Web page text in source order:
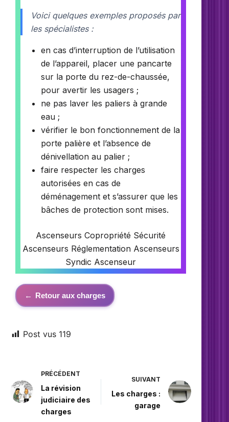
Voici quelques exemples proposés par
les spécialistes :
en cas d’interruption de l’utilisation
de l’appareil, placer une pancarte
sur la porte du rez-de-chaussée,
pour avertir les usagers ;
ne pas laver les paliers à grande
eau ;
vérifier le bon fonctionnement de la
porte palière et l’absence de
dénivellation au palier ;
faire respecter les charges
autorisées en cas de
déménagement et s’assurer que les
bâches de protection sont mises.
Ascenseurs Copropriété Sécurité
Ascenseurs Réglementation Ascenseurs
Syndic Ascenseur
← Retour aux charges
Post vus 119
PRÉCÉDENT
La révision
judiciaire des
charges
SUIVANT
Les charges :
garage